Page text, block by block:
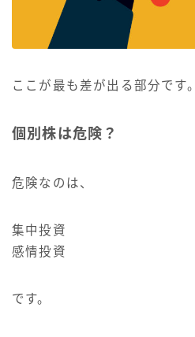
ここが最も差が出る部分です。
個別株は危険？
危険なのは、
集中投資
感情投資
です。